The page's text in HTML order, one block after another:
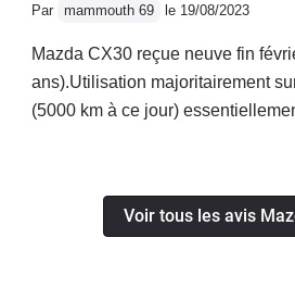
Par mammouth 69 le 19/08/2023
Mazda CX30 reçue neuve fin
ans).Utilisation majoritairement
(5000 km à ce jour)
agréable, silence, souplesse du
rouler en 6ème àVoir tous les avis